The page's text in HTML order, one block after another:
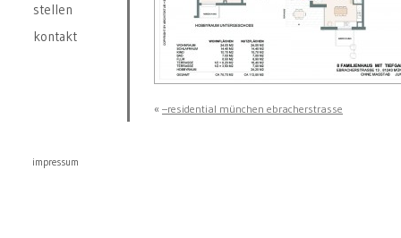
stellen
kontakt
« –residential münchen ebracherstrasse
impressum